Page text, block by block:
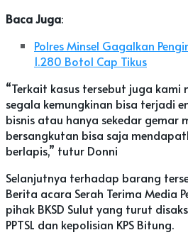
Baca Juga:
Polres Minsel Gagalkan
1.280 Botol Cap Tikus
“Terkait kasus tersebut juga kami
segala kemungkinan bisa terjadi
bisnis atau hanya sekedar gemar
bersangkutan bisa saja
berlapis,” tutur Donni
Selanjutnya terhadap barang
Berita acara Serah Terima Media
pihak BKSD Sulut yang turut
PPTSL dan kepolisian KPS Bitung.